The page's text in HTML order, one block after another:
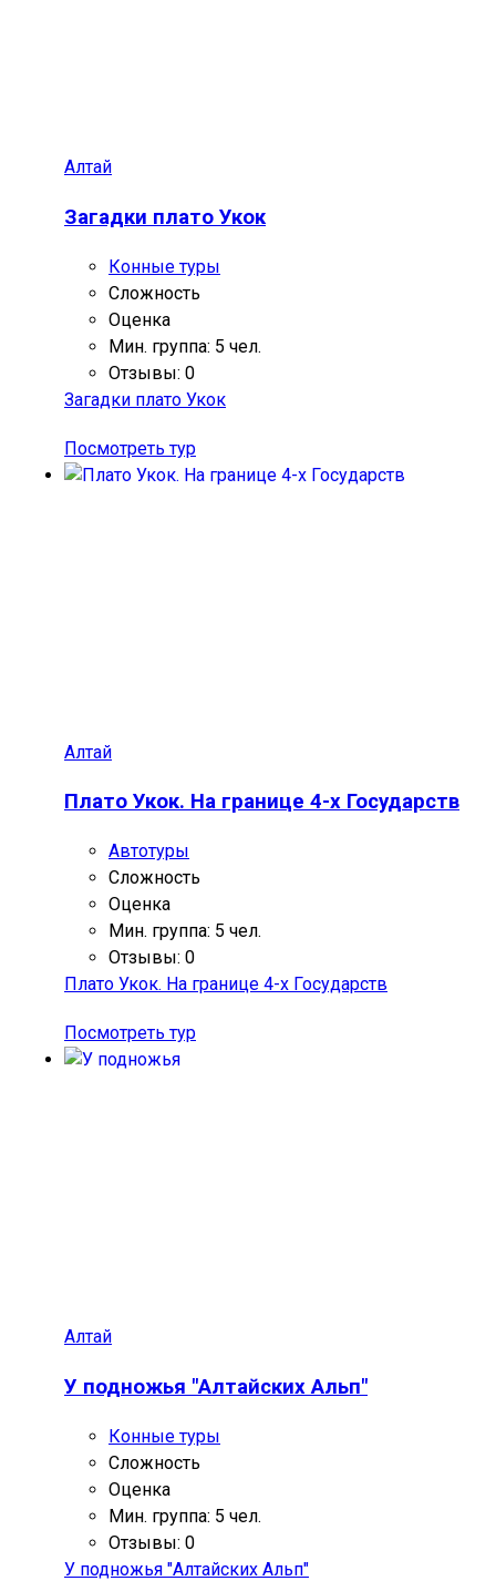
Алтай
Загадки плато Укок
Конные туры
Сложность
Оценка
Мин. группа: 5 чел.
Отзывы: 0
Загадки плато Укок
Посмотреть тур
Алтай
Плато Укок. На границе 4-х Государств
Автотуры
Сложность
Оценка
Мин. группа: 5 чел.
Отзывы: 0
Плато Укок. На границе 4-х Государств
Посмотреть тур
Алтай
У подножья "Алтайских Альп"
Конные туры
Сложность
Оценка
Мин. группа: 5 чел.
Отзывы: 0
У подножья "Алтайских Альп"